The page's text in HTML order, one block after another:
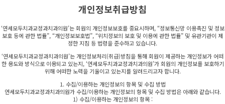
개인정보취급방침
‘연세모두치과교정과치과의원’는 회원의 개인정보보호를 중요시하며, “정보통신망 이용촉진 및 정보
보호 등에 관한 법률”, “개인정보보호법”, “위치정보의 보호 및 이용에 관한 법률” 및 유관기관이 제
정한 지침 등 법령을 준수하고 있습니다.
‘연세모두치과교정과치과의원’는 개인정보처리(취급)방침을 통해 회원이 제공하는 개인정보가 어떠
한 용도와 방식으로 이용되고 있는지, ‘연세모두치과교정과치과의원’가 회원의 개인정보를 보호하기
위해 어떠한 노력을 기울이고 있는지를 알려드리고자 합니다.
1. 수집/이용하는 개인정보의 항목 및 수집 방법
연세모두치과교정과치과의원가 수집/이용하는 개인정보의 항목 및 수집 방법은 아래와 같습니다.
1) 수집/이용하는 개인정보의 항목 :